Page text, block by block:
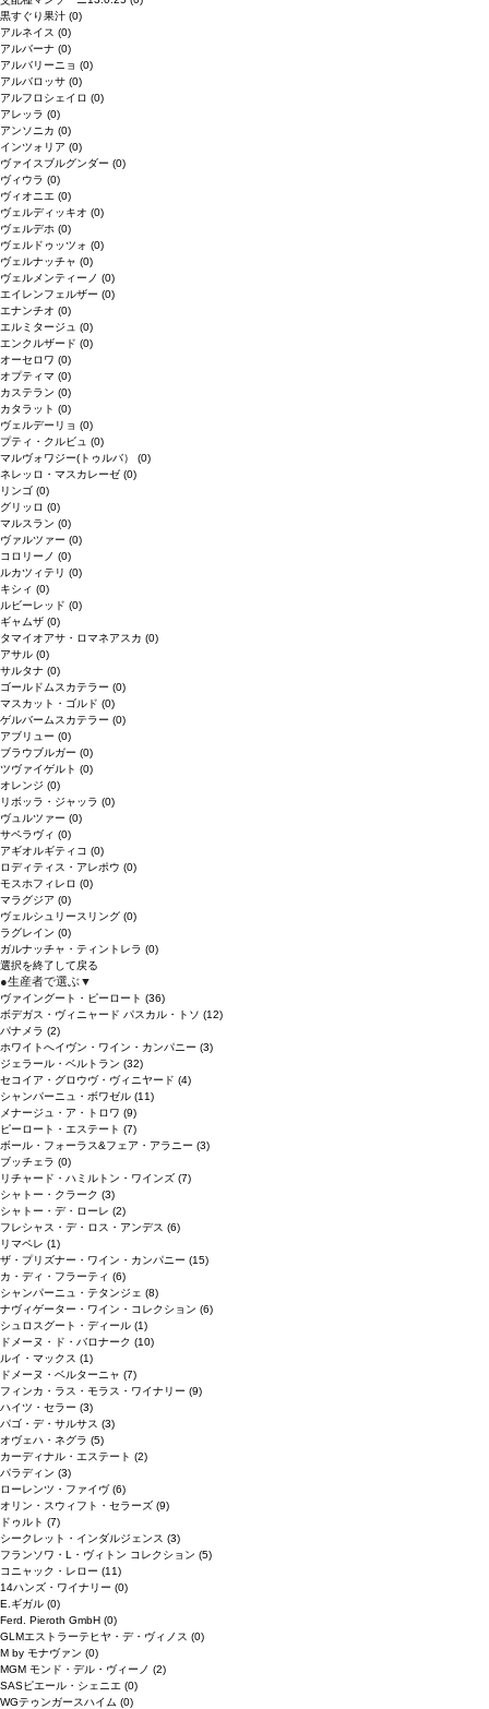
黒すぐり果汁 (0)
アルネイス (0)
アルバーナ (0)
アルバリーニョ (0)
アルバロッサ (0)
アルフロシェイロ (0)
アレッラ (0)
アンソニカ (0)
インツォリア (0)
ヴァイスブルグンダー (0)
ヴィウラ (0)
ヴィオニエ (0)
ヴェルディッキオ (0)
ヴェルデホ (0)
ヴェルドゥッツォ (0)
ヴェルナッチャ (0)
ヴェルメンティーノ (0)
エイレンフェルザー (0)
エナンチオ (0)
エルミタージュ (0)
エンクルザード (0)
オーセロワ (0)
オプティマ (0)
カステラン (0)
カタラット (0)
ヴェルデーリョ (0)
プティ・クルビュ (0)
マルヴォワジー(トゥルバ） (0)
ネレッロ・マスカレーゼ (0)
リンゴ (0)
グリッロ (0)
マルスラン (0)
ヴァルツァー (0)
コロリーノ (0)
ルカツィテリ (0)
キシィ (0)
ルビーレッド (0)
ギャムザ (0)
タマイオアサ・ロマネアスカ (0)
アサル (0)
サルタナ (0)
ゴールドムスカテラー (0)
マスカット・ゴルド (0)
ゲルバームスカテラー (0)
アブリュー (0)
ブラウブルガー (0)
ツヴァイゲルト (0)
オレンジ (0)
リボッラ・ジャッラ (0)
ヴュルツァー (0)
サペラヴィ (0)
アギオルギティコ (0)
ロディティス・アレポウ (0)
モスホフィレロ (0)
マラグジア (0)
ヴェルシュリースリング (0)
ラグレイン (0)
ガルナッチャ・ティントレラ (0)
選択を終了して戻る
●生産者で選ぶ▼
ヴァイングート・ピーロート (36)
ボデガス・ヴィニャード パスカル・トソ (12)
パナメラ (2)
ホワイトへイヴン・ワイン・カンパニー (3)
ジェラール・ベルトラン (32)
セコイア・グロウヴ・ヴィニヤード (4)
シャンパーニュ・ボワゼル (11)
メナージュ・ア・トロワ (9)
ピーロート・エステート (7)
ボール・フォーラス&フェア・アラニー (3)
ブッチェラ (0)
リチャード・ハミルトン・ワインズ (7)
シャトー・クラーク (3)
シャトー・デ・ローレ (2)
フレシャス・デ・ロス・アンデス (6)
リマペレ (1)
ザ・プリズナー・ワイン・カンパニー (15)
カ・ディ・フラーティ (6)
シャンパーニュ・テタンジェ (8)
ナヴィゲーター・ワイン・コレクション (6)
シュロスグート・ディール (1)
ドメーヌ・ド・バロナーク (10)
ルイ・マックス (1)
ドメーヌ・ベルターニャ (7)
フィンカ・ラス・モラス・ワイナリー (9)
ハイツ・セラー (3)
パゴ・デ・サルサス (3)
オヴェハ・ネグラ (5)
カーディナル・エステート (2)
パラディン (3)
ローレンツ・ファイヴ(6)
オリン・スウィフト・セラーズ (9)
ドゥルト (7)
シークレット・インダルジェンス (3)
フランソワ・L・ヴィトン コレクション (5)
コニャック・レロー (11)
14ハンズ・ワイナリー (0)
E.ギガル (0)
Ferd. Pieroth GmbH (0)
GLMエストラーテヒヤ・デ・ヴィノス (0)
M by モナヴァン (0)
MGM モンド・デル・ヴィーノ (2)
SASピエール・シェニエ (0)
WGテゥンガースハイム (0)